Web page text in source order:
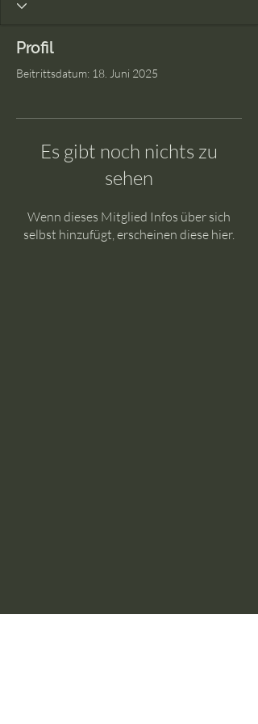
Profil
Beitrittsdatum: 18. Juni 2025
Es gibt noch nichts zu
sehen
Wenn dieses Mitglied Infos über sich
selbst hinzufügt, erscheinen diese hier.